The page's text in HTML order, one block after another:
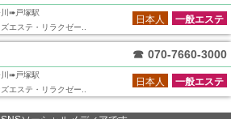
➠戸塚駅
ズエステ・リラクゼー..
一般エステ
日本人
☎ 070-7660-3000
➠戸塚駅
ズエステ・リラクゼー..
一般エステ
日本人